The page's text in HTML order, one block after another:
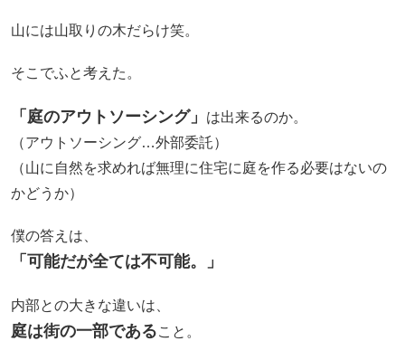
山には山取りの木だらけ笑。
そこでふと考えた。
「庭のアウトソーシング」
は出来るのか。
（アウトソーシング…外部委託）
（山に自然を求めれば無理に住宅に庭を作る必要はないの
かどうか）
僕の答えは、
「可能だが全ては不可能。」
内部との大きな違いは、
庭は街の一部であること。